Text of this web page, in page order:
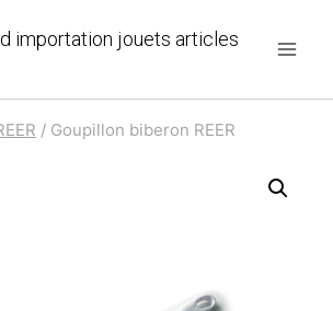
importation jouets articles
/ Goupillon biberon REER